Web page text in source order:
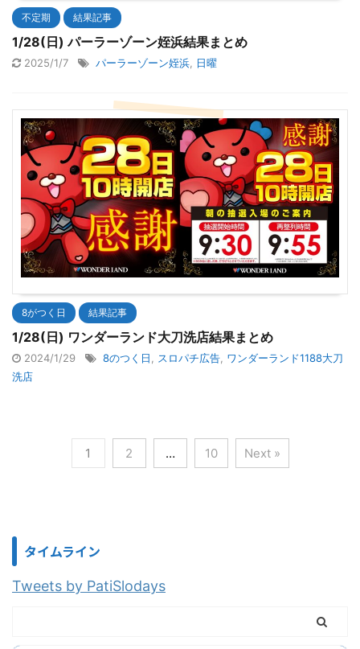
不定期 結果記事
1/28(日) パーラーゾーン姪浜結果まとめ
2025/1/7 パーラーゾーン姪浜 日曜
8がつく日 結果記事
1/28(日) ワンダーランド大刀洗店結果まとめ
2024/1/29 8のつく日 スロパチ広告 ワンダーランド1188大刀
洗店
1 2 … 10 Next »
タイムライン
Tweets by PatiSlodays